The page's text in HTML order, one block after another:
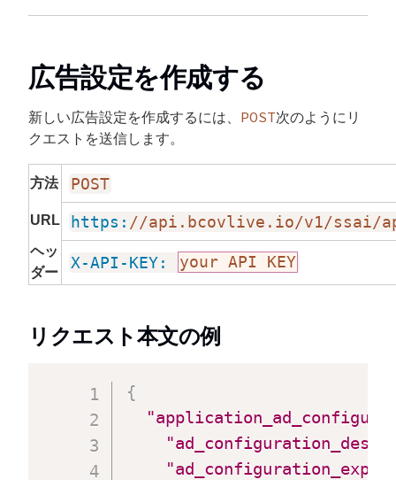
広告設定を作成する
新しい広告設定を作成するには、 POST次のようにリ
クエストを送信します。
方法 POST
URL https: //api.bcovlive.io/v1/ssai/
ヘッ
ダー
X-API-KEY: your API KEY
リクエスト本文の例
{